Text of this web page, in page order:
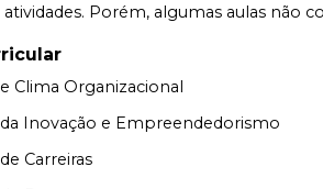
atividades. Porém, algumas aulas não
Clima Organizacional
Inovação e Empreendedorismo
Carreiras